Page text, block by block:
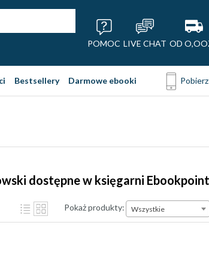
POMOC LIVE CHAT OD
Bestsellery Darmowe ebooki
dostępne w księgarni Ebookpoint
Pokaż produkty: Wszystkie